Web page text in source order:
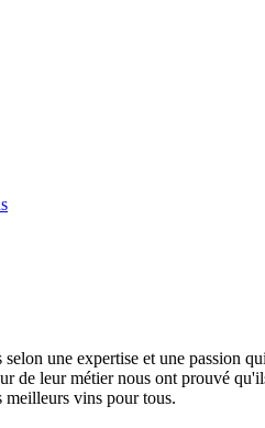
une expertise et une passion
de leur métier nous ont prouvé
meilleurs vins pour tous.